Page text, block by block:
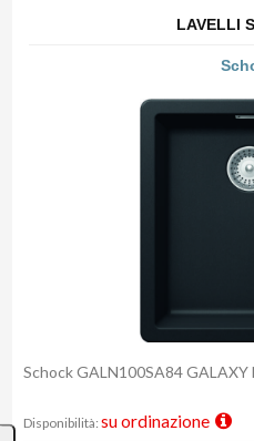
LAVELLI
Schock GALN100SA84 GALAXY
Disponibilità: su ordinazione